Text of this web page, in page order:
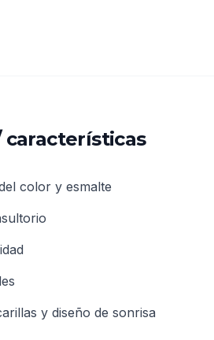
características
color y esmalte
y diseño de sonrisa